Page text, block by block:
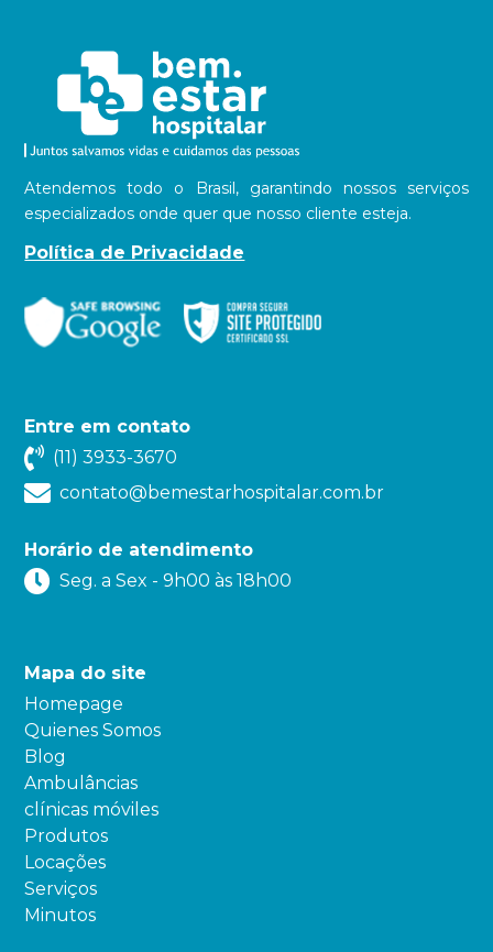
Atendemos todo o Brasil, garantindo nossos serviços
especializados onde quer que nosso cliente esteja.
Política de Privacidade
Entre em contato
(11) 3933-3670
contato@bemestarhospitalar.com.br
Horário de atendimento
Seg. a Sex - 9h00 às 18h00
Mapa do site
Homepage
Quienes Somos
Blog
Ambulâncias
clínicas móviles
Produtos
Locações
Serviços
Minutos